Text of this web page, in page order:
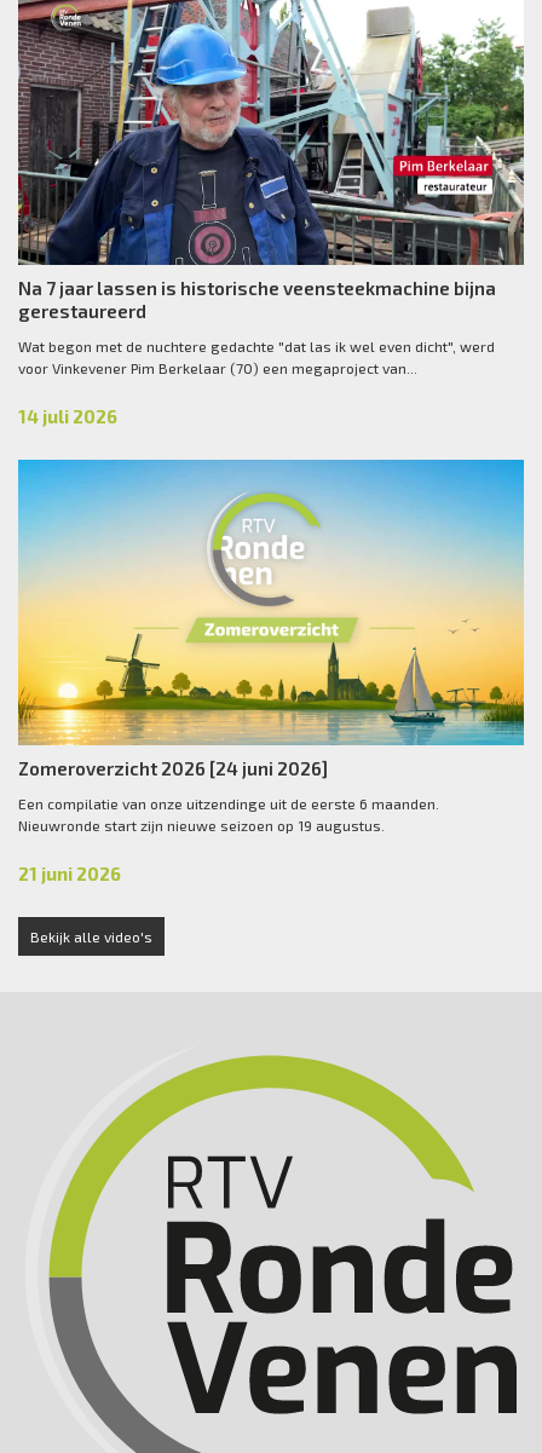
Na 7 jaar lassen is historische veensteekmachine bijna
gerestaureerd
Wat begon met de nuchtere gedachte "dat las ik wel even dicht", werd
voor Vinkevener Pim Berkelaar (70) een megaproject van...
14 juli 2026
Zomeroverzicht 2026 [24 juni 2026]
Een compilatie van onze uitzendinge uit de eerste 6 maanden.
Nieuwronde start zijn nieuwe seizoen op 19 augustus.
21 juni 2026
Bekijk alle video's